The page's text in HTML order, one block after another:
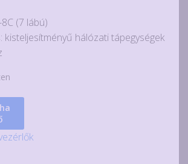
(7 lábú)
kisteljesítményű hálózati tápegységek